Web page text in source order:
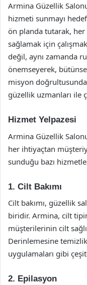
Armina Güzellik
hizmeti sunmayı
ön planda tutarak,
sağlamak için
değil, aynı zamanda
önemseyerek,
misyon
güzellik uzmanları ile
Hizmet Yelpazesi
Armina Güzellik
her ihtiyaçtan
sunduğu bazı
1. Cilt Bakımı
Cilt bakımı, güzellik
biridir. Armina, cilt
müşterilerinin cilt
Derinlemesine
uygulamaları gibi
2. Epilasyon